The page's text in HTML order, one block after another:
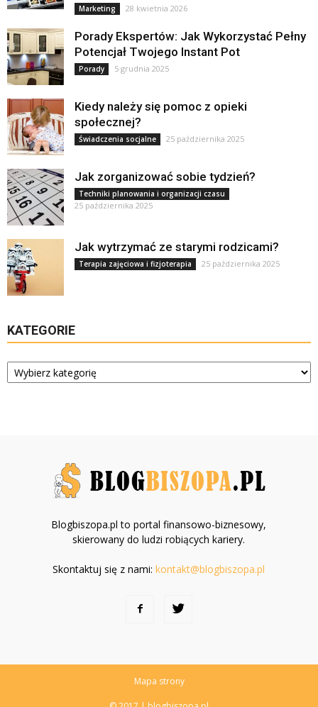
Marketing 28 kwietnia 2026
Porady Ekspertów: Jak Wykorzystać Pełny
Potencjał Twojego Instant Pot
Porady 5 grudnia 2025
Kiedy należy się pomoc z opieki
społecznej?
Świadczenia socjalne 25 października 2025
Jak zorganizować sobie tydzień?
Techniki planowania i organizacji czasu
25 października 2025
Jak wytrzymać ze starymi rodzicami?
Terapia zajęciowa i fizjoterapia 25 października 2025
KATEGORIE
Kategorie
Blogbiszopa.pl to portal finansowo-biznesowy,
skierowany do ludzi robiących kariery.
Skontaktuj się z nami:kontakt@blogbiszopa.pl
Mapa strony